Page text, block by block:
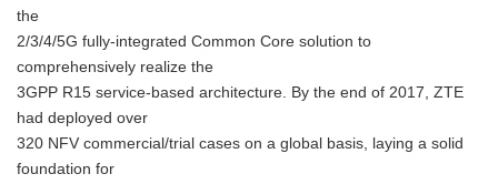
the
2/3/4/5G fully-integrated Common Core solution to
comprehensively realize the
3GPP R15 service-based architecture. By the end of 2017, ZTE
had deployed over
320 NFV commercial/trial cases on a global basis, laying a solid
foundation for